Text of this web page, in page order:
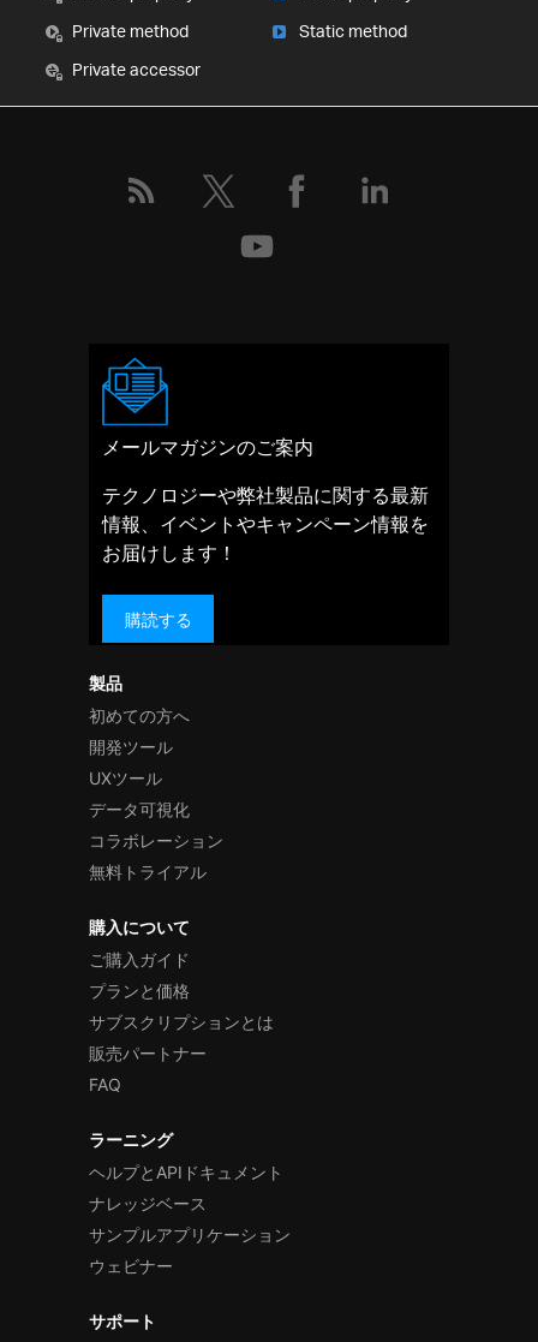
Private method
Private accessor
Static method
製品
初めての方へ
開発ツール
UXツール
データ可視化
コラボレーション
無料トライアル
購入について
ご購入ガイド
プランと価格
サブスクリプションとは
販売パートナー
FAQ
ラーニング
ヘルプとAPIドキュメント
ナレッジベース
サンプルアプリケーション
ウェビナー
サポート
メールマガジンのご案内
テクノロジーや弊社製品に関する最新
情報、イベントやキャンペーン情報を
お届けします！
購読する